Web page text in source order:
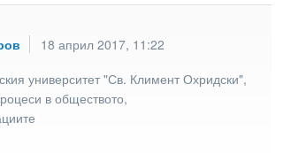
18 април 2017, 11:22
университет "Св. Климент Охридски",
в обществото,